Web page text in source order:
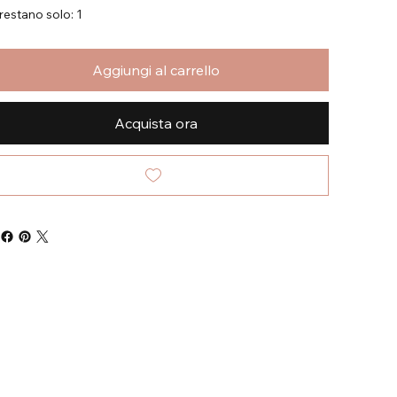
solo: 1
Aggiungi al carrello
Acquista ora